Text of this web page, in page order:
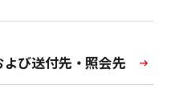
び送付先・照会先